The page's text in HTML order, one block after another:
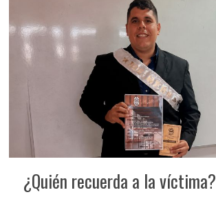
¿Quién recuerda a la víctima?